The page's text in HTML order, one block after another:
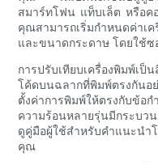
สมาร์ทโฟน แท็บเล็ต หรือค
คุณสามารถเริ่มกำหนดค่าเ
และขนาดกระดาษ โดยใช้
การปรับเทียบเครื่องพิมพ์เป็
โค้ดบนฉลากที่พิมพ์ตรงกันอ
ตั้งค่าการพิมพ์ให้ตรงกับข้อ
ความร้อนหลายรุ่นมีกระบว
ดูคู่มือผู้ใช้สำหรับคำแนะนำ
คุณ